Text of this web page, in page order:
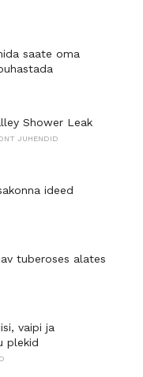
saate oma
Shower Leak
JUHENDID
ideed
tuberoses alates
vaipi ja
plekid